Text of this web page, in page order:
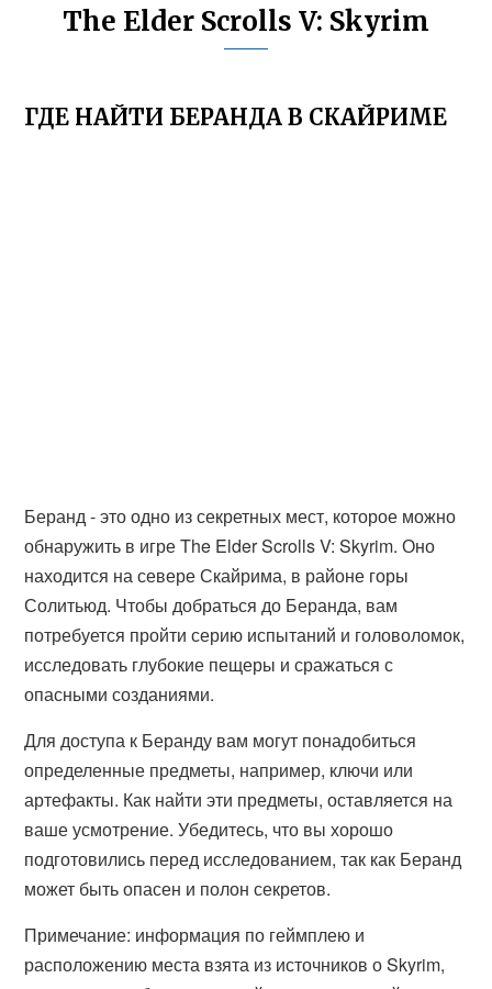
The Elder Scrolls V: Skyrim
ГДЕ НАЙТИ БЕРАНДА В СКАЙРИМЕ
Беранд - это одно из секретных мест, которое можно
обнаружить в игре The Elder Scrolls V: Skyrim. Оно
находится на севере Скайрима, в районе горы
Солитьюд. Чтобы добраться до Беранда, вам
потребуется пройти серию испытаний и головоломок,
исследовать глубокие пещеры и сражаться с
опасными созданиями.
Для доступа к Беранду вам могут понадобиться
определенные предметы, например, ключи или
артефакты. Как найти эти предметы, оставляется на
ваше усмотрение. Убедитесь, что вы хорошо
подготовились перед исследованием, так как Беранд
может быть опасен и полон секретов.
Примечание: информация по геймплею и
расположению места взята из источников о Skyrim,